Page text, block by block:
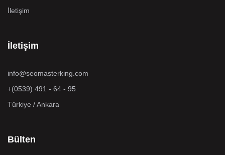
İletişim
İletişim
info@seomasterking.com
+(0539) 491 - 64 - 95
Türkiye / Ankara
Bülten